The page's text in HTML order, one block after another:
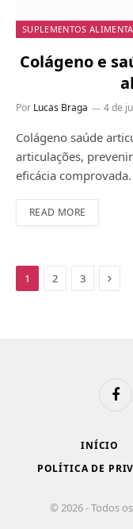
SUPLEMENTOS
Colágeno e
Por Lucas Braga 4 de
Colágeno saúde
articulações,
eficácia comprovada.
READ MORE
1 2 3 Next
INÍCIO
POLÍTICA DE
© 2026 - Todos